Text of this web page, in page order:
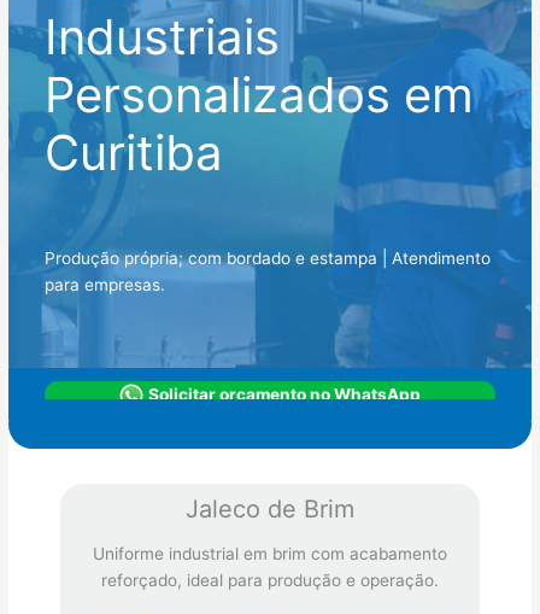
Industriais
Personalizados em
Curitiba
Produção própria; com bordado e estampa | Atendimento
para empresas.
Solicitar orçamento no WhatsApp
Jaleco de Brim
Uniforme industrial em brim com acabamento
reforçado, ideal para produção e operação.